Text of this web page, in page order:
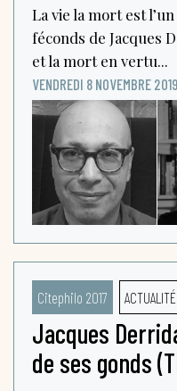
La vie la mort est
féconds de Jacques
et la mort en vertu...
VENDREDI 8 NOVEMBRE 2019
Citephilo 2017
Jacques
de ses gonds